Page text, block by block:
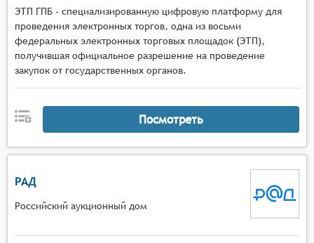
ЭТП ГПБ - специализированную цифровую платформу для
проведения электронных торгов, одна из восьми
федеральных электронных торговых площадок (ЭТП),
получившая официальное разрешение на проведение
закупок от государственных органов.
Посмотреть
РАД
Российский аукционный дом